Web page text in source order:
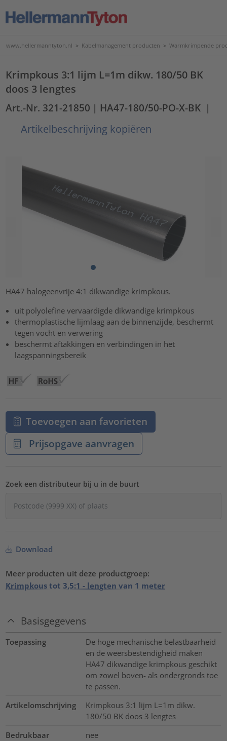
www.hellermanntyton.nl > Kabelmanagement producten > Warmkrimpende
Krimpkous 3:1 lijm L=1m dikw. 180/50 BK
doos 3 lengtes
Art.-Nr. 321-21850 | HA47-180/50-PO-X-BK |
Artikelbeschrijving kopiëren
HA47 halogeenvrije 4:1 dikwandige krimpkous.
uit polyolefine vervaardigde dikwandige krimpkous
thermoplastische lijmlaag aan de binnenzijde, beschermt
tegen vocht en verwering
beschermt aftakkingen en verbindingen in het
laagspanningsbereik
Toevoegen aan favorieten
Prijsopgave aanvragen
Zoek een distributeur bij u in de buurt
Download
Meer producten uit deze productgroep:
Krimpkous tot 3,5:1 - lengten van 1 meter
Basisgegevens
Toepassing
De hoge mechanische belastbaarheid
en de weersbestendigheid maken
HA47 dikwandige krimpkous geschikt
om zowel boven- als ondergronds toe
te passen.
Artikelomschrijving
Krimpkous 3:1 lijm L=1m dikw.
180/50 BK doos 3 lengtes
Bedrukbaar
nee